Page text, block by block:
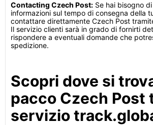
Contacting Czech Post: Se hai bisogno
informazioni sul tempo di consegna della
contattare direttamente Czech Post
Il servizio clienti sarà in grado di fornirti
rispondere a eventuali domande che
spedizione.
Scopri dove si
pacco Czech Post
servizio